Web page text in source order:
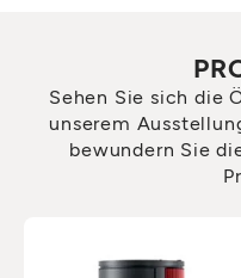
Sehen Sie sich die
unserem
bewundern Sie